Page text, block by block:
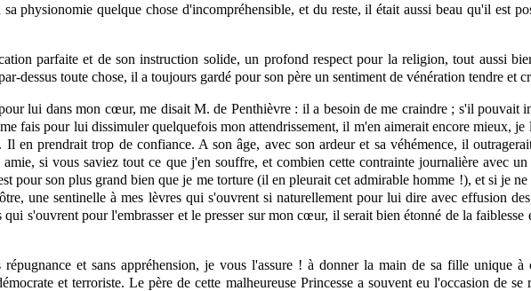
physionomie quelque chose d'incompréhensible, et du reste, il était aussi beau qu'il est
parfaite et de son instruction solide, un profond respect pour la religion, tout aussi
dessus toute chose, il a toujours gardé pour son père un sentiment de vénération tendre et
lui dans mon cœur, me disait M. de Penthièvre : il a besoin de me craindre ; s'il pouvait
fais pour lui dissimuler quelquefois mon attendrissement, il m'en aimerait encore mieux,
en prendrait trop de confiance. A son âge, avec son ardeur et sa véhémence, il
amie, si vous saviez tout ce que j'en souffre, et combien cette contrainte journalière avec
pour son plus grand bien que je me torture (il en pleurait cet admirable homme !), et si je
une sentinelle à mes lèvres qui s'ouvrent si naturellement pour lui dire avec effusion
s'ouvrent pour l'embrasser et le presser sur mon cœur, il serait bien étonné de la faiblesse
et sans appréhension, je vous l'assure ! à donner la main de sa fille unique
et terroriste. Le père de cette malheureuse Princesse a souvent eu l'occasion de